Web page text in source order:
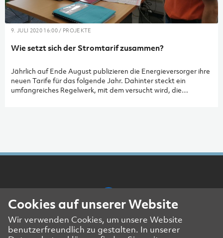
9. JULI 2020 16:00 / PROJEKTE
Wie setzt sich der Stromtarif zusammen?
Jährlich auf Ende August publizieren die Energieversorger ihre
neuen Tarife für das folgende Jahr. Dahinter steckt ein
umfangreiches Regelwerk, mit dem versucht wird, die
Presse- und Medienkontakt
Impressum
Cookies auf unserer Website
Wir verwenden Cookies, um unsere Website
benutzerfreundlich zu gestalten. In unserer